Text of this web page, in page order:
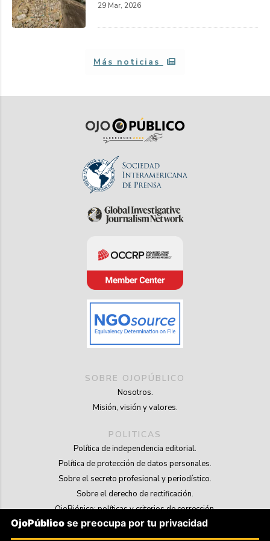
29 Mar, 2026
Más noticias
SOBRE OJOPÚBLICO
Nosotros.
Misión, visión y valores.
POLITICAS
Política de independencia editorial.
Política de protección de datos personales.
Sobre el secreto profesional y periodístico.
Sobre el derecho de rectificación.
OjoBiónico: políticas y criterios de corrección.
Sobre libertad de información frente a pedidos de retiro de contenidos.
OjoPúblico se preocupa por tu privacidad